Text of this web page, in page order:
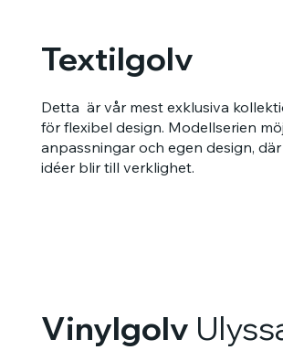
Textilgolv
Detta är vår mest exklusiva
för flexibel design. Modellserien
anpassningar och egen design,
idéer blir till verklighet.
Vinylgolv